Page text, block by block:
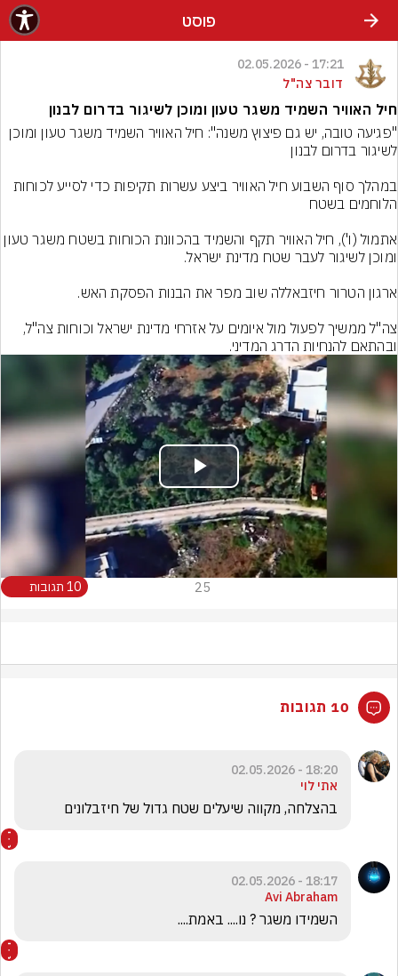
פוסט
17:21 - 02.05.2026
דובר צה"ל
חיל האוויר השמיד משגר טעון ומוכן לשיגור בדרום לבנון
ובהתאם להנחיות הדרג המדיני.
Play
Video
25 10 תגובות
10 תגובות
18:20 - 02.05.2026
אתי לוי
בהצלחה, מקווה שיעלים שטח גדול של חיזבלונים
18:17 - 02.05.2026
Avi Abraham
השמידו משגר ? נו.... באמת....